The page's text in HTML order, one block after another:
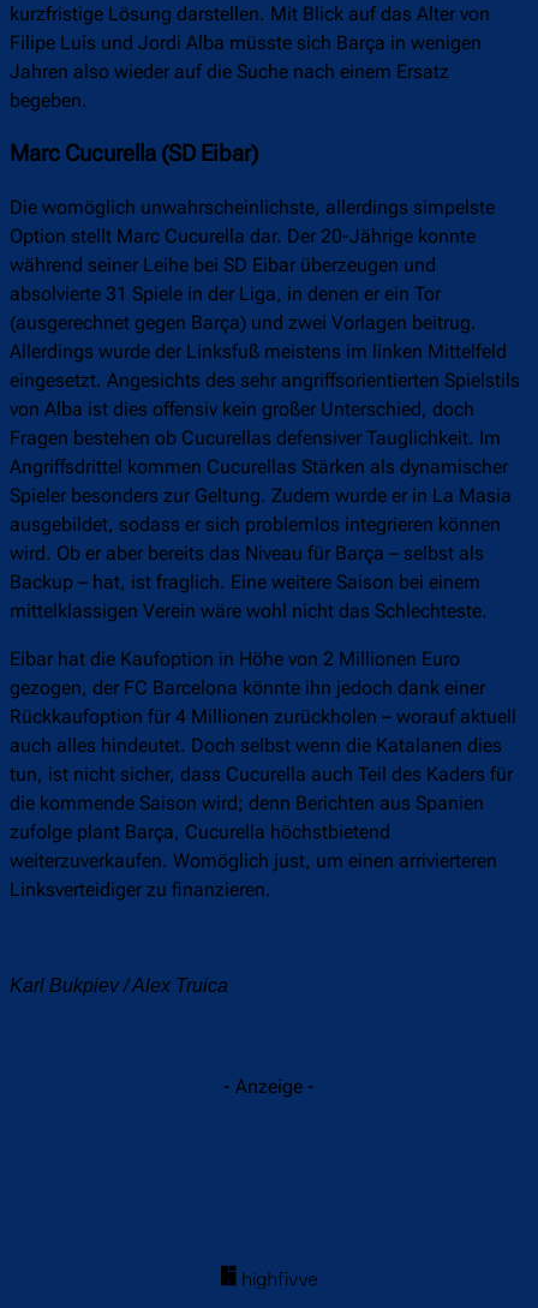
kurzfristige Lösung darstellen. Mit Blick auf das Alter von
Filipe Luís und Jordi Alba müsste sich Barça in wenigen
Jahren also wieder auf die Suche nach einem Ersatz
begeben.
Marc Cucurella (SD Eibar)
Die womöglich unwahrscheinlichste, allerdings simpelste
Option stellt Marc Cucurella dar. Der 20-Jährige konnte
während seiner Leihe bei SD Eibar überzeugen und
absolvierte 31 Spiele in der Liga, in denen er ein Tor
(ausgerechnet gegen Barça) und zwei Vorlagen beitrug.
Allerdings wurde der Linksfuß meistens im linken Mittelfeld
eingesetzt. Angesichts des sehr angriffsorientierten Spielstils
von Alba ist dies offensiv kein großer Unterschied, doch
Fragen bestehen ob Cucurellas defensiver Tauglichkeit. Im
Angriffsdrittel kommen Cucurellas Stärken als dynamischer
Spieler besonders zur Geltung. Zudem wurde er in La Masia
ausgebildet, sodass er sich problemlos integrieren können
wird. Ob er aber bereits das Niveau für Barça – selbst als
Backup – hat, ist fraglich. Eine weitere Saison bei einem
mittelklassigen Verein wäre wohl nicht das Schlechteste.
Eibar hat die Kaufoption in Höhe von 2 Millionen Euro
gezogen, der FC Barcelona könnte ihn jedoch dank einer
Rückkaufoption für 4 Millionen zurückholen – worauf aktuell
auch alles hindeutet. Doch selbst wenn die Katalanen dies
tun, ist nicht sicher, dass Cucurella auch Teil des Kaders für
die kommende Saison wird; denn Berichten aus Spanien
zufolge plant Barça, Cucurella höchstbietend
weiterzuverkaufen. Womöglich just, um einen arrivierteren
Linksverteidiger zu finanzieren.
Karl Bukpiev / Alex Truica
- Anzeige -